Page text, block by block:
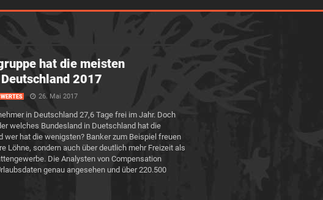
hat die meisten
2017
26. Mai 2017
in Deutschland 27,6 Tage frei im Jahr. Doch
welches Bundesland in Duetschland hat die
wer hat die wenigsten? Banker zum Beispiel freuen
Löhne, sondern auch über deutlich mehr Freizeit als
Die Analysten von Compensation
genau angesehen und über 220.500